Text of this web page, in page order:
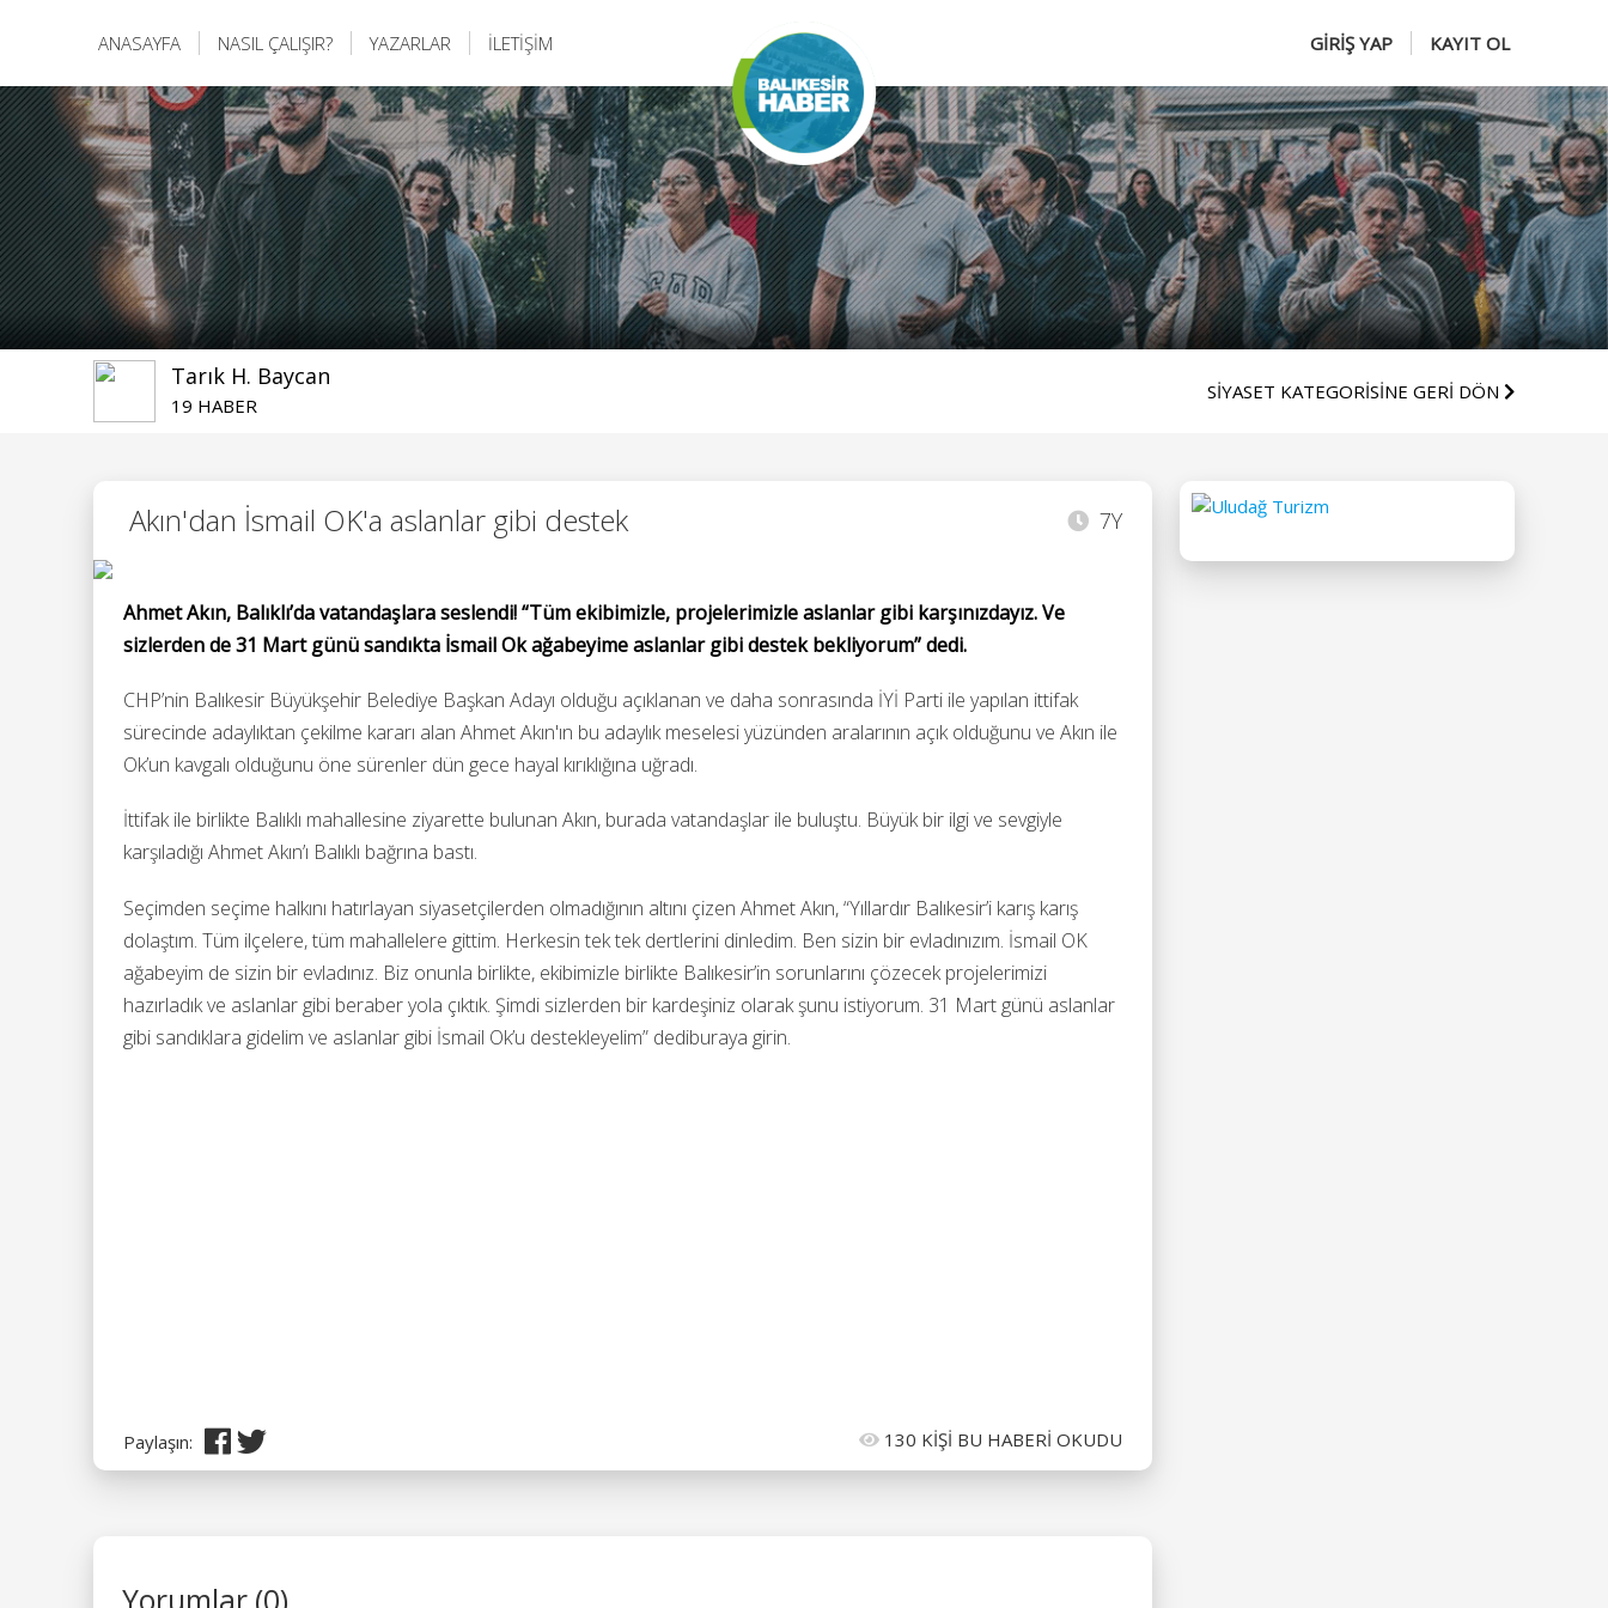
ANASAYFA NASIL ÇALIŞIR? YAZARLAR İLETİŞİM GİRİŞ YAP KAYIT OL
Tarık H. Baycan
19 HABER
SİYASET KATEGORİSİNE GERİ DÖN
Akın'dan İsmail OK'a aslanlar gibi destek 7Y
Ahmet Akın, Balıklı’da vatandaşlara seslendi! “Tüm ekibimizle, projelerimizle aslanlar gibi karşınızdayız. Ve
sizlerden de 31 Mart günü sandıkta İsmail Ok ağabeyime aslanlar gibi destek bekliyorum” dedi.
CHP’nin Balıkesir Büyükşehir Belediye Başkan Adayı olduğu açıklanan ve daha sonrasında İYİ Parti ile yapılan ittifak
sürecinde adaylıktan çekilme kararı alan Ahmet Akın'ın bu adaylık meselesi yüzünden aralarının açık olduğunu ve Akın ile
Ok’un kavgalı olduğunu öne sürenler dün gece hayal kırıklığına uğradı.
İttifak ile birlikte Balıklı mahallesine ziyarette bulunan Akın, burada vatandaşlar ile buluştu. Büyük bir ilgi ve sevgiyle
karşıladığı Ahmet Akın’ı Balıklı bağrına bastı.
Seçimden seçime halkını hatırlayan siyasetçilerden olmadığının altını çizen Ahmet Akın, “Yıllardır Balıkesir’i karış karış
dolaştım. Tüm ilçelere, tüm mahallelere gittim. Herkesin tek tek dertlerini dinledim. Ben sizin bir evladınızım. İsmail OK
ağabeyim de sizin bir evladınız. Biz onunla birlikte, ekibimizle birlikte Balıkesir’in sorunlarını çözecek projelerimizi
hazırladık ve aslanlar gibi beraber yola çıktık. Şimdi sizlerden bir kardeşiniz olarak şunu istiyorum. 31 Mart günü aslanlar
gibi sandıklara gidelim ve aslanlar gibi İsmail Ok’u destekleyelim” dediburaya girin.
Paylaşın: 130 KİŞİ BU HABERİ OKUDU